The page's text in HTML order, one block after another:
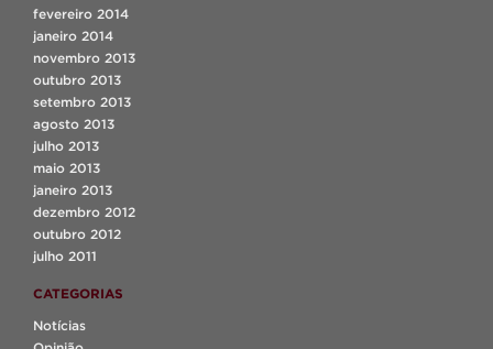
fevereiro 2014
janeiro 2014
novembro 2013
outubro 2013
setembro 2013
agosto 2013
julho 2013
maio 2013
janeiro 2013
dezembro 2012
outubro 2012
julho 2011
CATEGORIAS
Notícias